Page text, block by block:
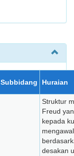
Subbidang Huraian
Struktur
Freud
kepada
desakan